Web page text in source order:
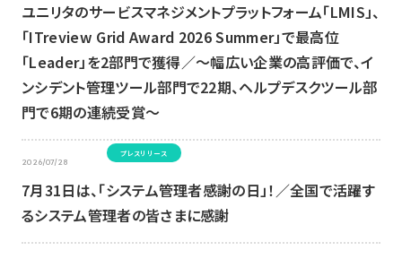
ユニリタのサービスマネジメントプラットフォーム「LMIS」、
「ITreview Grid Award 2026 Summer」で最高位
「Leader」を2部門で獲得／～幅広い企業の高評価で、イ
ンシデント管理ツール部門で22期、ヘルプデスクツール部
門で6期の連続受賞～
2026/07/28
プレスリリース
7月31日は、「システム管理者感謝の日」！／全国で活躍す
るシステム管理者の皆さまに感謝